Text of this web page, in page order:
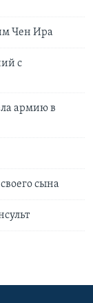
Чен Ира
с
армию в
сына